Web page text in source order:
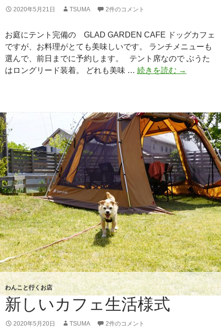
2020年5月21日 TSUMA 2件のコメント
お庭にテント完備の GLAD GARDEN CAFE ドッグカフェ
ですが、お料理がとても美味しいです。 ランチメニューも
選んで、前日までに予約します。 テント席なので ぶうた
はロングリード装着。 どれも美味 … 続きを読む グ
ガ
ー
デ
ン
カ
フ
ェ
→
わんこと行くお店
新しいカフェ生活様式
2020年5月20日 TSUMA 2件のコメント